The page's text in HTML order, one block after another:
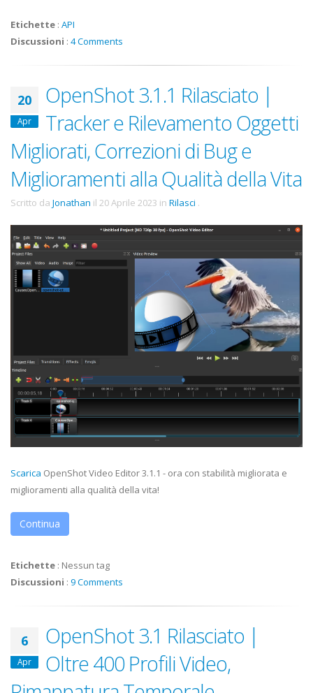
Etichette : API
Discussioni : 4 Comments
20
Apr
OpenShot 3.1.1 Rilasciato |
Tracker e Rilevamento Oggetti
Migliorati, Correzioni di Bug e
Miglioramenti alla Qualità della Vita
Scritto da Jonathan il 20 Aprile 2023 in Rilasci .
Scarica OpenShot Video Editor 3.1.1 - ora con stabilità migliorata e
miglioramenti alla qualità della vita!
Continua
Etichette : Nessun tag
Discussioni : 9 Comments
6
Apr
OpenShot 3.1 Rilasciato |
Oltre 400 Profili Video,